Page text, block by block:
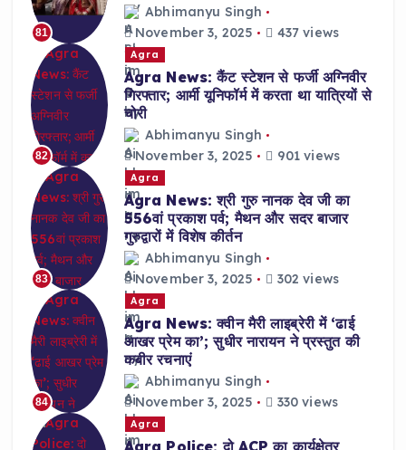
81
Abhimanyu Singh
November 3, 2025
437 views
82
Agra
Agra News: कैंट स्टेशन से फर्जी अग्निवीर
गिरफ्तार; आर्मी यूनिफॉर्म में करता था यात्रियों से
चोरी
Abhimanyu Singh
November 3, 2025
901 views
83
Agra
Agra News: श्री गुरु नानक देव जी का
556वां प्रकाश पर्व; मैथन और सदर बाजार
गुरुद्वारों में विशेष कीर्तन
Abhimanyu Singh
November 3, 2025
302 views
84
Agra
Agra News: क्वीन मैरी लाइब्रेरी में ‘ढाई
आखर प्रेम का’; सुधीर नारायन ने प्रस्तुत की
कबीर रचनाएं
Abhimanyu Singh
November 3, 2025
330 views
Agra
Agra Police: दो ACP का कार्यक्षेत्र